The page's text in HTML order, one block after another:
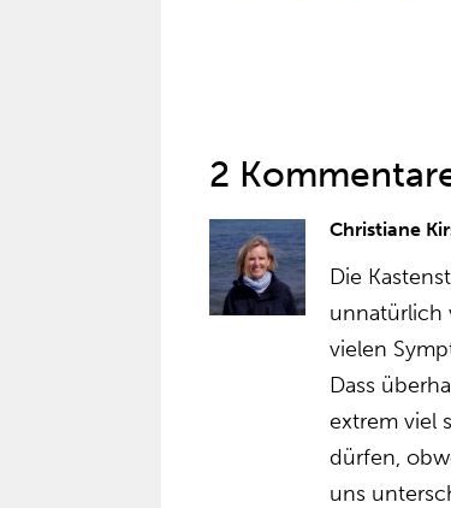
2
Christiane
Die
unnatürlich
vielen
Dass
extrem viel
dürfen,
uns